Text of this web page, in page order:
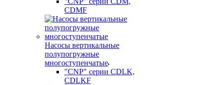
CDMF
Насосы вертикальные
полупогружные
многоступенчатые
"CNP" серии CDLK,
CDLKF